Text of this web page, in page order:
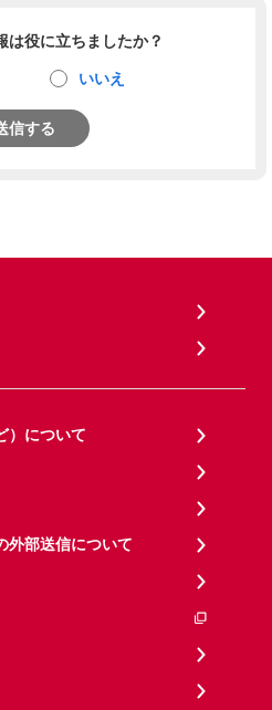
は役に立ちましたか？
いいえ
信する
）について
外部送信について